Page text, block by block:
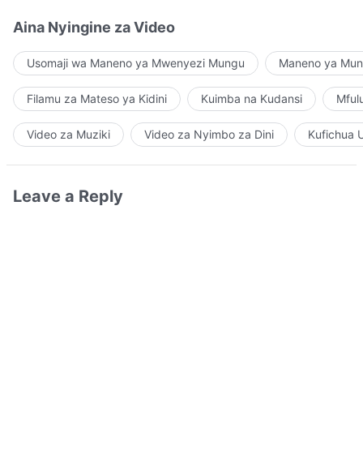
Aina Nyingine za Video
Usomaji wa Maneno ya Mwenyezi Mungu Maneno ya
Filamu za Mateso ya Kidini Kuimba na Kudansi
Video za Muziki Video za Nyimbo za Dini Kufichua
Leave a Reply